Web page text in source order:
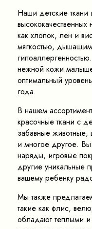
Наши детские ткани
высококачественных
как хлопок, лен и
мягкостью,
нежной кожи
оптимальный
года.
В нашем
красочные ткани с
забавные животные,
и многое другое.
наряды, игровые
другие уникальные
вашему ребенку
Мы также
такие как флис,
обладают теплыми и